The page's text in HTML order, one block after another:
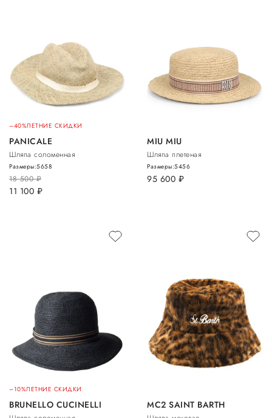
–40%ЛЕТНИЕ СКИДКИ
PANICALE
Шляпа соломенная
18 500руб.
11 100 руб.
Размеры:5658
MIU MIU
Шляпа плетеная
95 600 руб.
Размеры:5456
–10%ЛЕТНИЕ СКИДКИ
BRUNELLO CUCINELLI MC2 SAINT BARTH